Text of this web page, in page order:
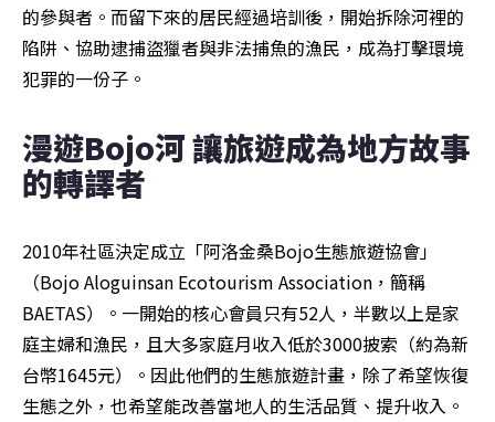
的參與者。而留下來的居民經過培訓後，開始拆除河裡的
陷阱、協助逮捕盜獵者與非法捕魚的漁民，成為打擊環境
犯罪的一份子。
漫遊Bojo河 讓旅遊成為地方故事
的轉譯者
2010年社區決定成立「阿洛金桑Bojo生態旅遊協會」
（Bojo Aloguinsan Ecotourism Association，簡稱
BAETAS）。一開始的核心會員只有52人，半數以上是家
庭主婦和漁民，且大多家庭月收入低於3000披索（約為新
台幣1645元）。因此他們的生態旅遊計畫，除了希望恢復
生態之外，也希望能改善當地人的生活品質、提升收入。